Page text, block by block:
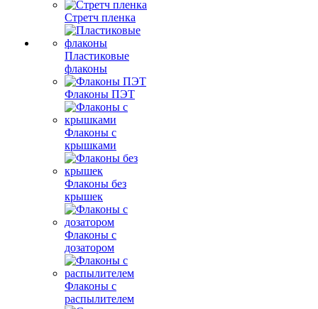
Стретч пленка
Пластиковые
флаконы
Флаконы ПЭТ
Флаконы с
крышками
Флаконы без
крышек
Флаконы с
дозатором
Флаконы с
распылителем